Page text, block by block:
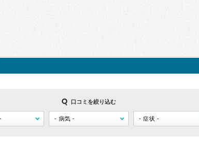
口コミを絞り込む